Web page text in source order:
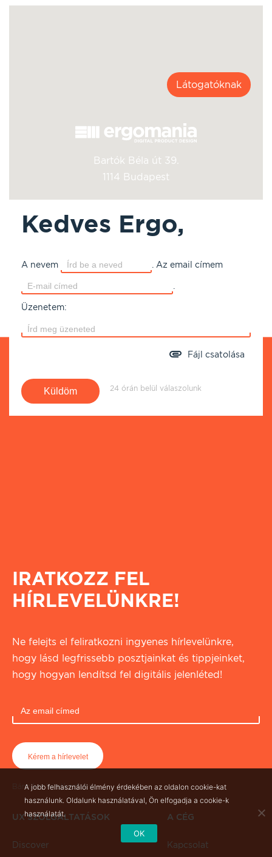
Kedves Ergo,
A nevem . Az email címem
.
Üzenetem:
Fájl csatolása
24 órán belül válaszolunk
Bartók Béla út 39.
1114 Budapest
Látogatóknak
IRATKOZZ FEL
HÍRLEVELÜNKRE!
Ne felejts el feliratkozni ingyenes hírlevelünkre,
hogy lásd legfrissebb posztjainkat és tippjeinket,
hogy hogyan lendítsd fel digitális jelenléted!
Bármikor leiratkozhatsz
UX SZOLGÁLTATÁSOK
Discover
A CÉG
Kapcsolat
A jobb felhasználói élmény érdekében az oldalon cookie-kat
használunk. Oldalunk használatával, Ön elfogadja a cookie-k
használatát.
OK